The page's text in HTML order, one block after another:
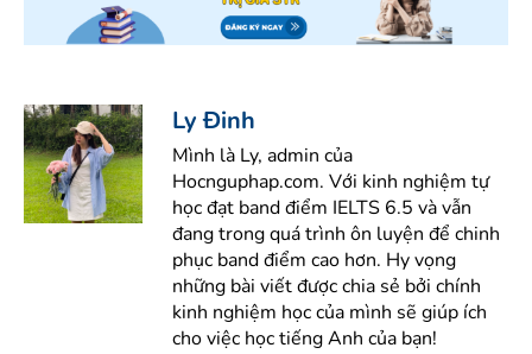
Ly Đinh
Mình là Ly, admin của
Hocnguphap.com. Với kinh nghiệm tự
học đạt band điểm IELTS 6.5 và vẫn
đang trong quá trình ôn luyện để chinh
phục band điểm cao hơn. Hy vọng
những bài viết được chia sẻ bởi chính
kinh nghiệm học của mình sẽ giúp ích
cho việc học tiếng Anh của bạn!